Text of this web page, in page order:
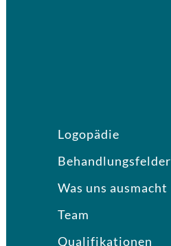
Logopädie
Behandlungsfelder
Was uns ausmacht
Team
Qualifikationen